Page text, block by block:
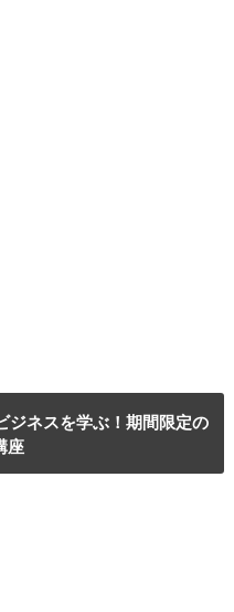
ジネスを学ぶ！期間限定の
座